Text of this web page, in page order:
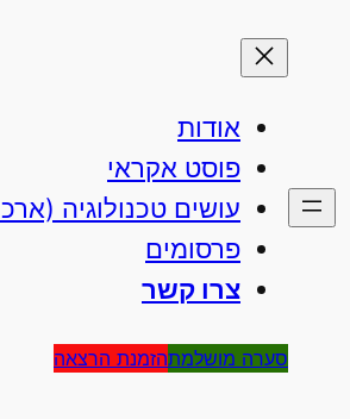
אודות
פוסט אקראי
עושים טכנולוגיה
פרסומים
צרו קשר
סערה מושלמתהזמנת הרצאה